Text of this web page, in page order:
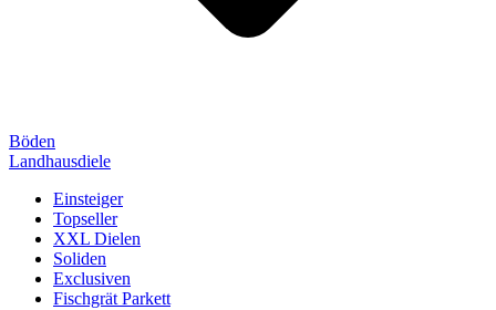
Böden
Landhausdiele
Einsteiger
Topseller
XXL Dielen
Soliden
Exclusiven
Fischgrät Parkett